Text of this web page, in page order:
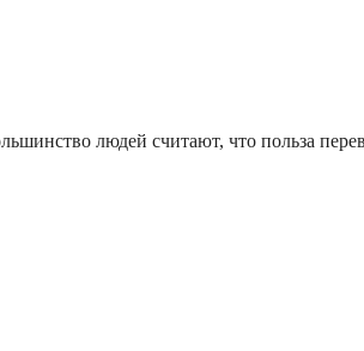
людей считают, что польза